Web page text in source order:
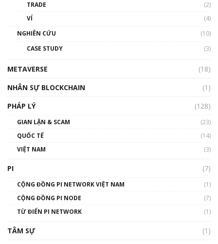
01:32:59
gió ấm
Talkshow 14: MemeCoin – Trò đùa tỷ đô
01:29:26
TRADE
(2)
VÍ
(4)
NGHIÊN CỨU
(10)
CASE STUDY
(3)
METAVERSE
(18)
NHÂN SỰ BLOCKCHAIN
(1)
PHÁP LÝ
(128)
GIAN LẬN & SCAM
(23)
QUỐC TẾ
(14)
VIỆT NAM
(3)
PI (7)
CỘNG ĐỒNG PI NETWORK VIỆT NAM
(1)
CỘNG ĐỒNG PI NODE
(7)
TỪ ĐIỂN PI NETWORK
(1)
TÂM SỰ
(1)